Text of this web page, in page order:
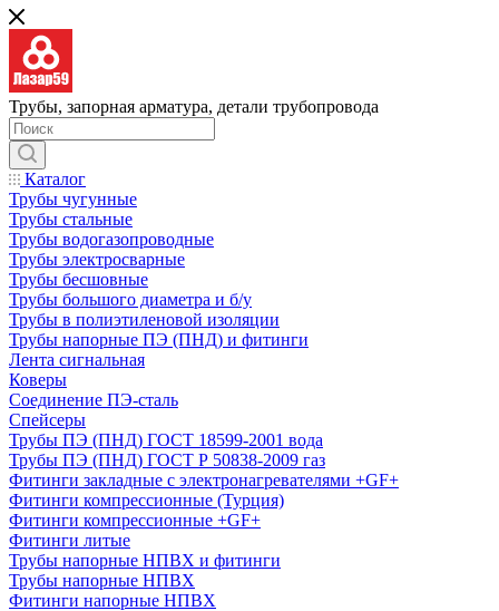
Трубы, запорная арматура, детали трубопровода
Каталог
Трубы чугунные
Трубы стальные
Трубы водогазопроводные
Трубы электросварные
Трубы бесшовные
Трубы большого диаметра и б/у
Трубы в полиэтиленовой изоляции
Трубы напорные ПЭ (ПНД) и фитинги
Лента сигнальная
Коверы
Соединение ПЭ-сталь
Спейсеры
Трубы ПЭ (ПНД) ГОСТ 18599-2001 вода
Трубы ПЭ (ПНД) ГОСТ Р 50838-2009 газ
Фитинги закладные с электронагревателями +GF+
Фитинги компрессионные (Турция)
Фитинги компрессионные +GF+
Фитинги литые
Трубы напорные НПВХ и фитинги
Трубы напорные НПВХ
Фитинги напорные НПВХ